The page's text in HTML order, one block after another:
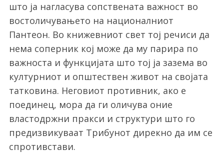
што ја нагласува сопствената важност во
востоличувањето на националниот
Пантеон. Во книжевниот свет тој речиси да
нема соперник кој може да му парира по
важноста и функцијата што тој ја зазема во
културниот и општествен живот на својата
татковина. Неговиот противник, ако е
поединец, мора да ги оличува оние
властодржни пракси и структури што го
предизвикуваат Трибунот дирекно да им се
спротивстави.